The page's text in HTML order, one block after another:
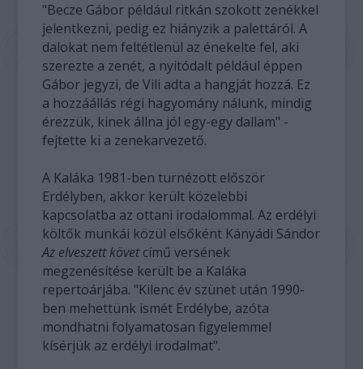
"Becze Gábor például ritkán szokott zenékkel
jelentkezni, pedig ez hiányzik a palettáról. A
dalokat nem feltétlenül az énekelte fel, aki
szerezte a zenét, a nyitódalt például éppen
Gábor jegyzi, de Vili adta a hangját hozzá. Ez
a hozzáállás régi hagyomány nálunk, mindig
érezzük, kinek állna jól egy-egy dallam" -
fejtette ki a zenekarvezető.
A Kaláka 1981-ben turnézott először
Erdélyben, akkor került közelebbi
kapcsolatba az ottani irodalommal. Az erdélyi
költők munkái közül elsőként Kányádi Sándor
Az elveszett követcímű versének
megzenésítése került be a Kaláka
repertoárjába. "Kilenc év szünet után 1990-
ben mehettünk ismét Erdélybe, azóta
mondhatni folyamatosan figyelemmel
kísérjük az erdélyi irodalmat".